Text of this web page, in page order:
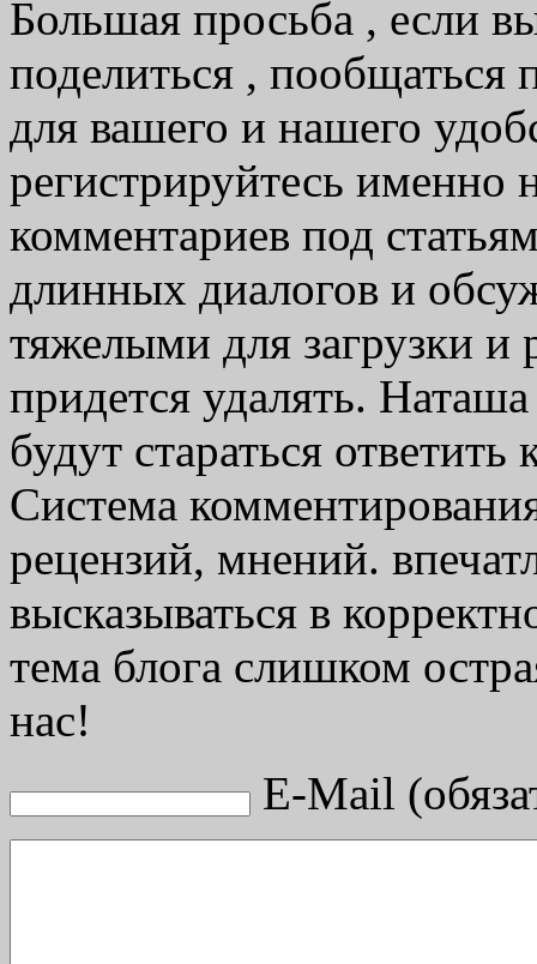
Большая просьба , если
поделиться ,
для вашего и нашего
регистрируйтесь именно
комментариев под
длинных диалогов и
тяжелыми для загрузки и
придется удалять.
будут стараться
Система
рецензий, мнений.
высказываться в
тема блога слишком
нас!
E-Mail